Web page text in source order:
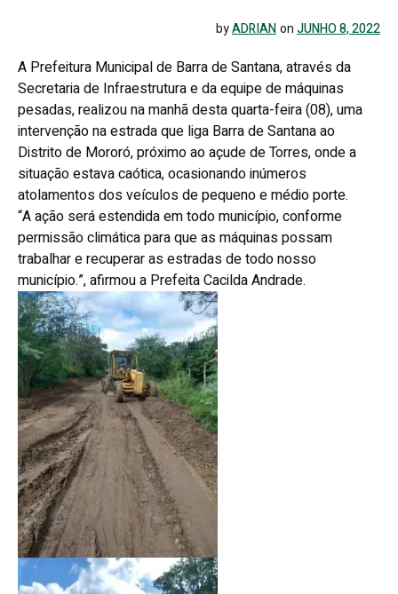
byADRIANonJUNHO 8, 2022
A Prefeitura Municipal de Barra de Santana, através da
Secretaria de Infraestrutura e da equipe de máquinas
pesadas, realizou na manhã desta quarta-feira (08), uma
intervenção na estrada que liga Barra de Santana ao
Distrito de Mororó, próximo ao açude de Torres, onde a
situação estava caótica, ocasionando inúmeros
atolamentos dos veículos de pequeno e médio porte.
“A ação será estendida em todo município, conforme
permissão climática para que as máquinas possam
trabalhar e recuperar as estradas de todo nosso
município.”, afirmou a Prefeita Cacilda Andrade.